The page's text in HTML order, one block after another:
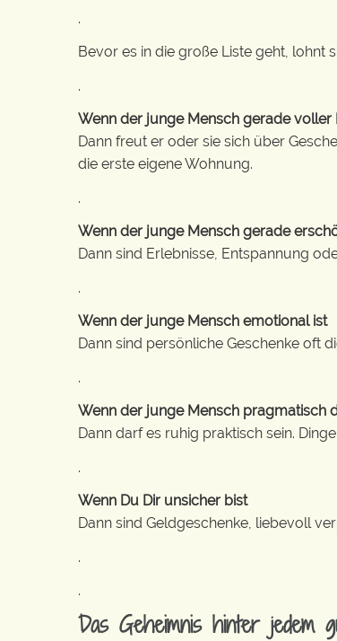
.
Bevor es in die große Liste geht, lohnt
.
Wenn der junge Mensch gerade voller
Dann freut er oder sie sich über
die erste eigene Wohnung.
.
Wenn der junge Mensch gerade
Dann sind Erlebnisse, Entspannung
.
Wenn der junge Mensch emotional ist
Dann sind persönliche Geschenke oft
.
Wenn der junge Mensch pragmatisch
Dann darf es ruhig praktisch sein.
.
Wenn Du Dir unsicher bist
Dann sind Geldgeschenke, liebevoll
.
.
Das Geheimnis hinter